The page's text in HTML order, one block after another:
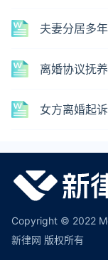
夫妻分居多
离婚协议抚
女方离婚起
Copyright © 2022
新律网 版权所有